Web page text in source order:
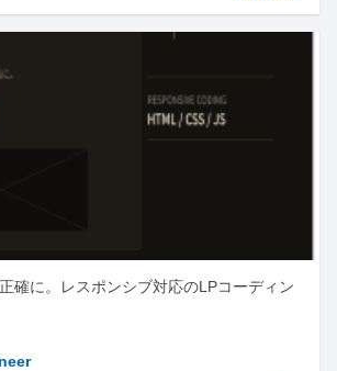
確に。レスポンシブ対応のLPコーディン